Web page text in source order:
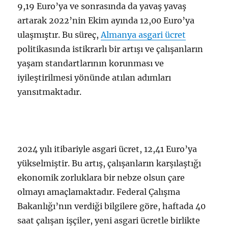
9,19 Euro’ya ve sonrasında da yavaş yavaş
artarak 2022’nin Ekim ayında 12,00 Euro’ya
ulaşmıştır. Bu süreç, Almanya asgari ücret
politikasında istikrarlı bir artışı ve çalışanların
yaşam standartlarının korunması ve
iyileştirilmesi yönünde atılan adımları
yansıtmaktadır.
2024 yılı itibariyle asgari ücret, 12,41 Euro’ya
yükselmiştir. Bu artış, çalışanların karşılaştığı
ekonomik zorluklara bir nebze olsun çare
olmayı amaçlamaktadır. Federal Çalışma
Bakanlığı’nın verdiği bilgilere göre, haftada 40
saat çalışan işçiler, yeni asgari ücretle birlikte